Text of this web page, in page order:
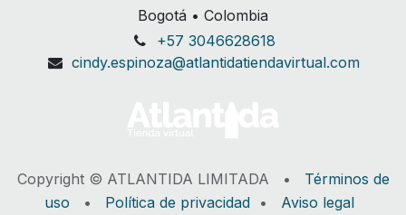
Bogotá • Colombia
+57 3046628618
cindy.espinoza@atlantidatiendavirtual.com
Copyright © ATLANTIDA LIMITADA • Términos de
uso • Política de privacidad • Aviso legal